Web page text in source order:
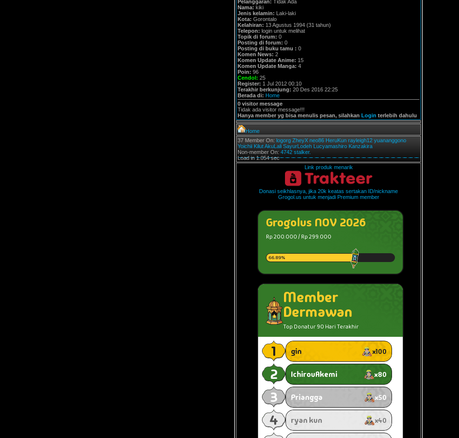
Pelanggaran: Tidak Ada
Nama: kiki
Jenis kelamin: Laki-laki
Kota: Gorontalo
Kelahiran: 13 Agustus 1994 (31 tahun)
Telepon: login untuk melihat
Topik di forum: 0
Posting di forum: 0
Posting di buku tamu : 0
Komen News: 2
Komen Update Anime: 15
Komen Update Manga: 4
Poin: 96
Cendol: 25
Register: 1 Jul 2012 00:10
Terakhir berkunjung: 20 Des 2016 22:25
Berada di: Home
0 visitor message
Tidak ada visitor message!!!
Hanya member yg bisa menulis pesan, silahkan Login terlebih dahulu
Home
37 Member On: logorg ZheyX neo86 HeruKun rayleigh12 yuananggono
Yoichii KilutAkuLali SayurLodeh Lucyamashiro Kanzakira
Non-member On: 4742 stalker.
Load in 1.054 sec
Link produk menarik
Donasi seikhlasnya, jika 20k keatas sertakan ID/nickname
Grogol.us untuk menjadi Premium member